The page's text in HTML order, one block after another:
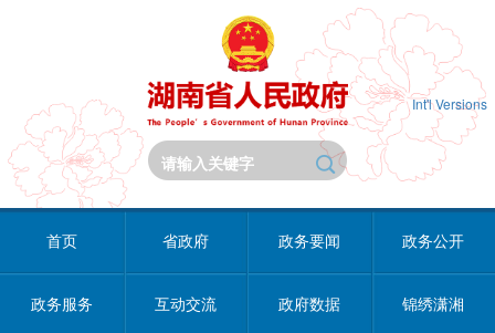
Int'l Versions
首页 省政府 政务要闻 政务公开
政务服务 互动交流 政府数据 锦绣潇湘